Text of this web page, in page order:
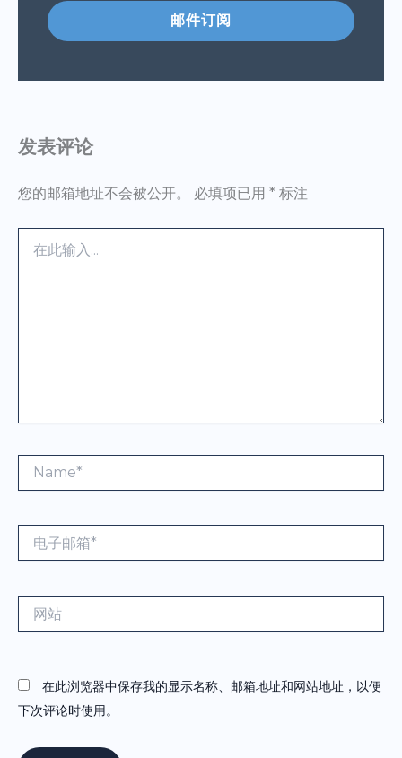
发表评论
您的邮箱地址不会被公开。 必填项已用 * 标注
Name*
在此浏览器中保存我的显示名称、邮箱地址和网站地址，以便
下次评论时使用。